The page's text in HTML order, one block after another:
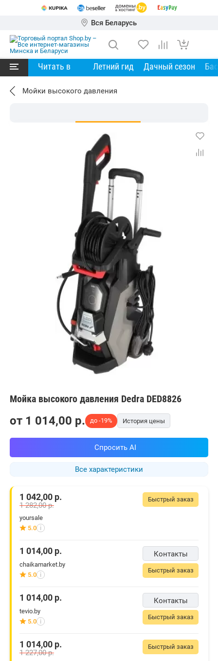
Вся Беларусь
Читать в Летний гид Дачный сезон
Мойки высокого давления
Мойка высокого давления Dedra DED8826
Все характеристики
от 1 014,00 p. до -19% История цены
Спросить AI
Быстрый заказ
1 042,00 р.
1 282,00р.
yoursale
5.0 i
Контакты
Быстрый заказ
1 014,00 р.
chaikamarket.by
5.0 i
Контакты
Быстрый заказ
1 014,00 р.
tevio.by
5.0 i
Быстрый заказ
1 014,00 р.
1 227,00р.